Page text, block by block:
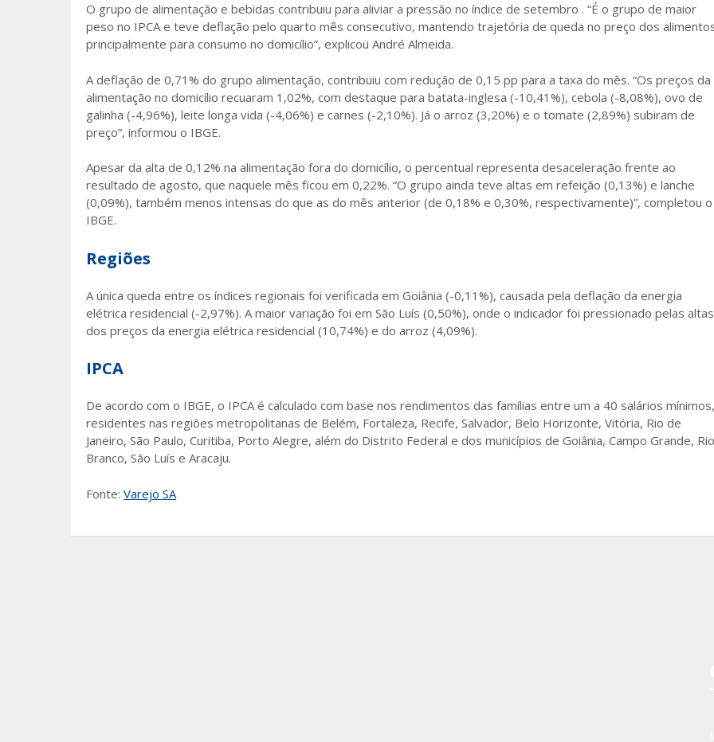
O grupo de alimentação e bebidas contribuiu para aliviar a pressão no índice de setembro . “É o grupo de maior
peso no IPCA e teve deflação pelo quarto mês consecutivo, mantendo trajetória de queda no preço dos
principalmente para consumo no domicílio”, explicou André Almeida.
A deflação de 0,71% do grupo alimentação, contribuiu com redução de 0,15 pp para a taxa do mês. “Os preços da
alimentação no domicílio recuaram 1,02%, com destaque para batata-inglesa (-10,41%), cebola (-8,08%), ovo de
galinha (-4,96%), leite longa vida (-4,06%) e carnes (-2,10%). Já o arroz (3,20%) e o tomate (2,89%) subiram de
preço”, informou o IBGE.
Apesar da alta de 0,12% na alimentação fora do domicílio, o percentual representa desaceleração frente ao
resultado de agosto, que naquele mês ficou em 0,22%. “O grupo ainda teve altas em refeição (0,13%) e lanche
(0,09%), também menos intensas do que as do mês anterior (de 0,18% e 0,30%, respectivamente)”, completou o
IBGE.
Regiões
A única queda entre os índices regionais foi verificada em Goiânia (-0,11%), causada pela deflação da energia
elétrica residencial (-2,97%). A maior variação foi em São Luís (0,50%), onde o indicador foi pressionado pelas altas
dos preços da energia elétrica residencial (10,74%) e do arroz (4,09%).
IPCA
De acordo com o IBGE, o IPCA é calculado com base nos rendimentos das famílias entre um a 40 salários mínimos,
residentes nas regiões metropolitanas de Belém, Fortaleza, Recife, Salvador, Belo Horizonte, Vitória, Rio de
Janeiro, São Paulo, Curitiba, Porto Alegre, além do Distrito Federal e dos municípios de Goiânia, Campo Grande, Rio
Branco, São Luís e Aracaju.
Fonte: Varejo SA